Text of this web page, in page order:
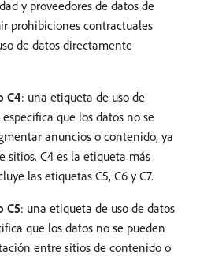
y proveedores de datos de
prohibiciones contractuales
de datos directamente
C4: una etiqueta de uso de
especifica que los datos no se
anuncios o contenido, ya
sitios. C4 es la etiqueta más
las etiquetas C5, C6 y C7.
C5: una etiqueta de uso de datos
que los datos no se pueden
entre sitios de contenido o